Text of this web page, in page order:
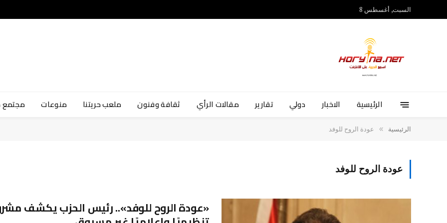
السبت, أغسطس 8
الرئيسية الاخبار دولي تقارير مقالات الرأي ثقافة وفنون ملعب حريتنا منوعات
الرئيسية » عودة الروح للوفد
عودة الروح للوفد
«عودة الروح للوفد».. رئيس الحزب يكشف